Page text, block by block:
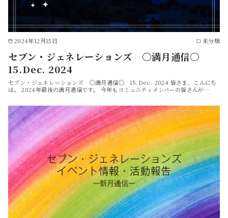
2024年12月15日 未分類
セブン・ジェネレーションズ 〇満月通信〇
15.Dec. 2024
セブン・ジェネレーションズ 〇満月通信〇 15.Dec. 2024 皆さま、こんにち
は。 2024年最後の満月通信です。 今年もコミュニティメンバーの皆さんが…